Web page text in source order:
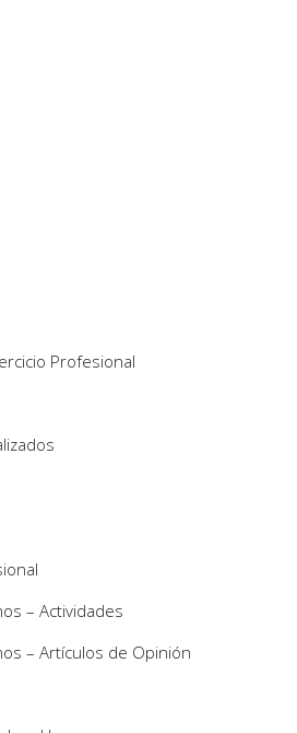
Profesional
– Actividades
– Artículos de Opinión